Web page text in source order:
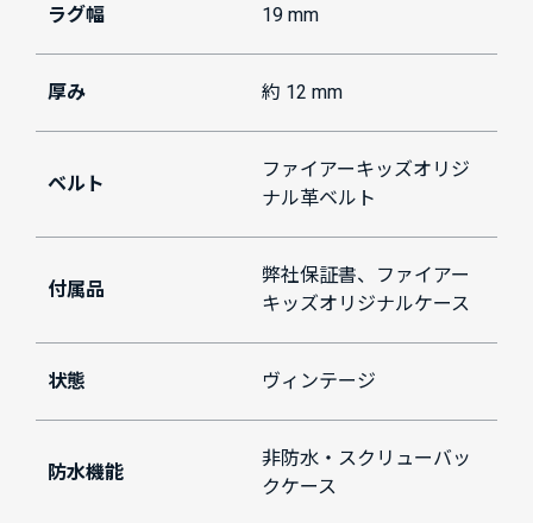
ラグ幅 19 mm
厚み 約 12 mm
ベルト
ファイアーキッズオリジ
ナル革ベルト
付属品
弊社保証書、ファイアー
キッズオリジナルケース
状態 ヴィンテージ
防水機能
非防水・スクリューバッ
クケース